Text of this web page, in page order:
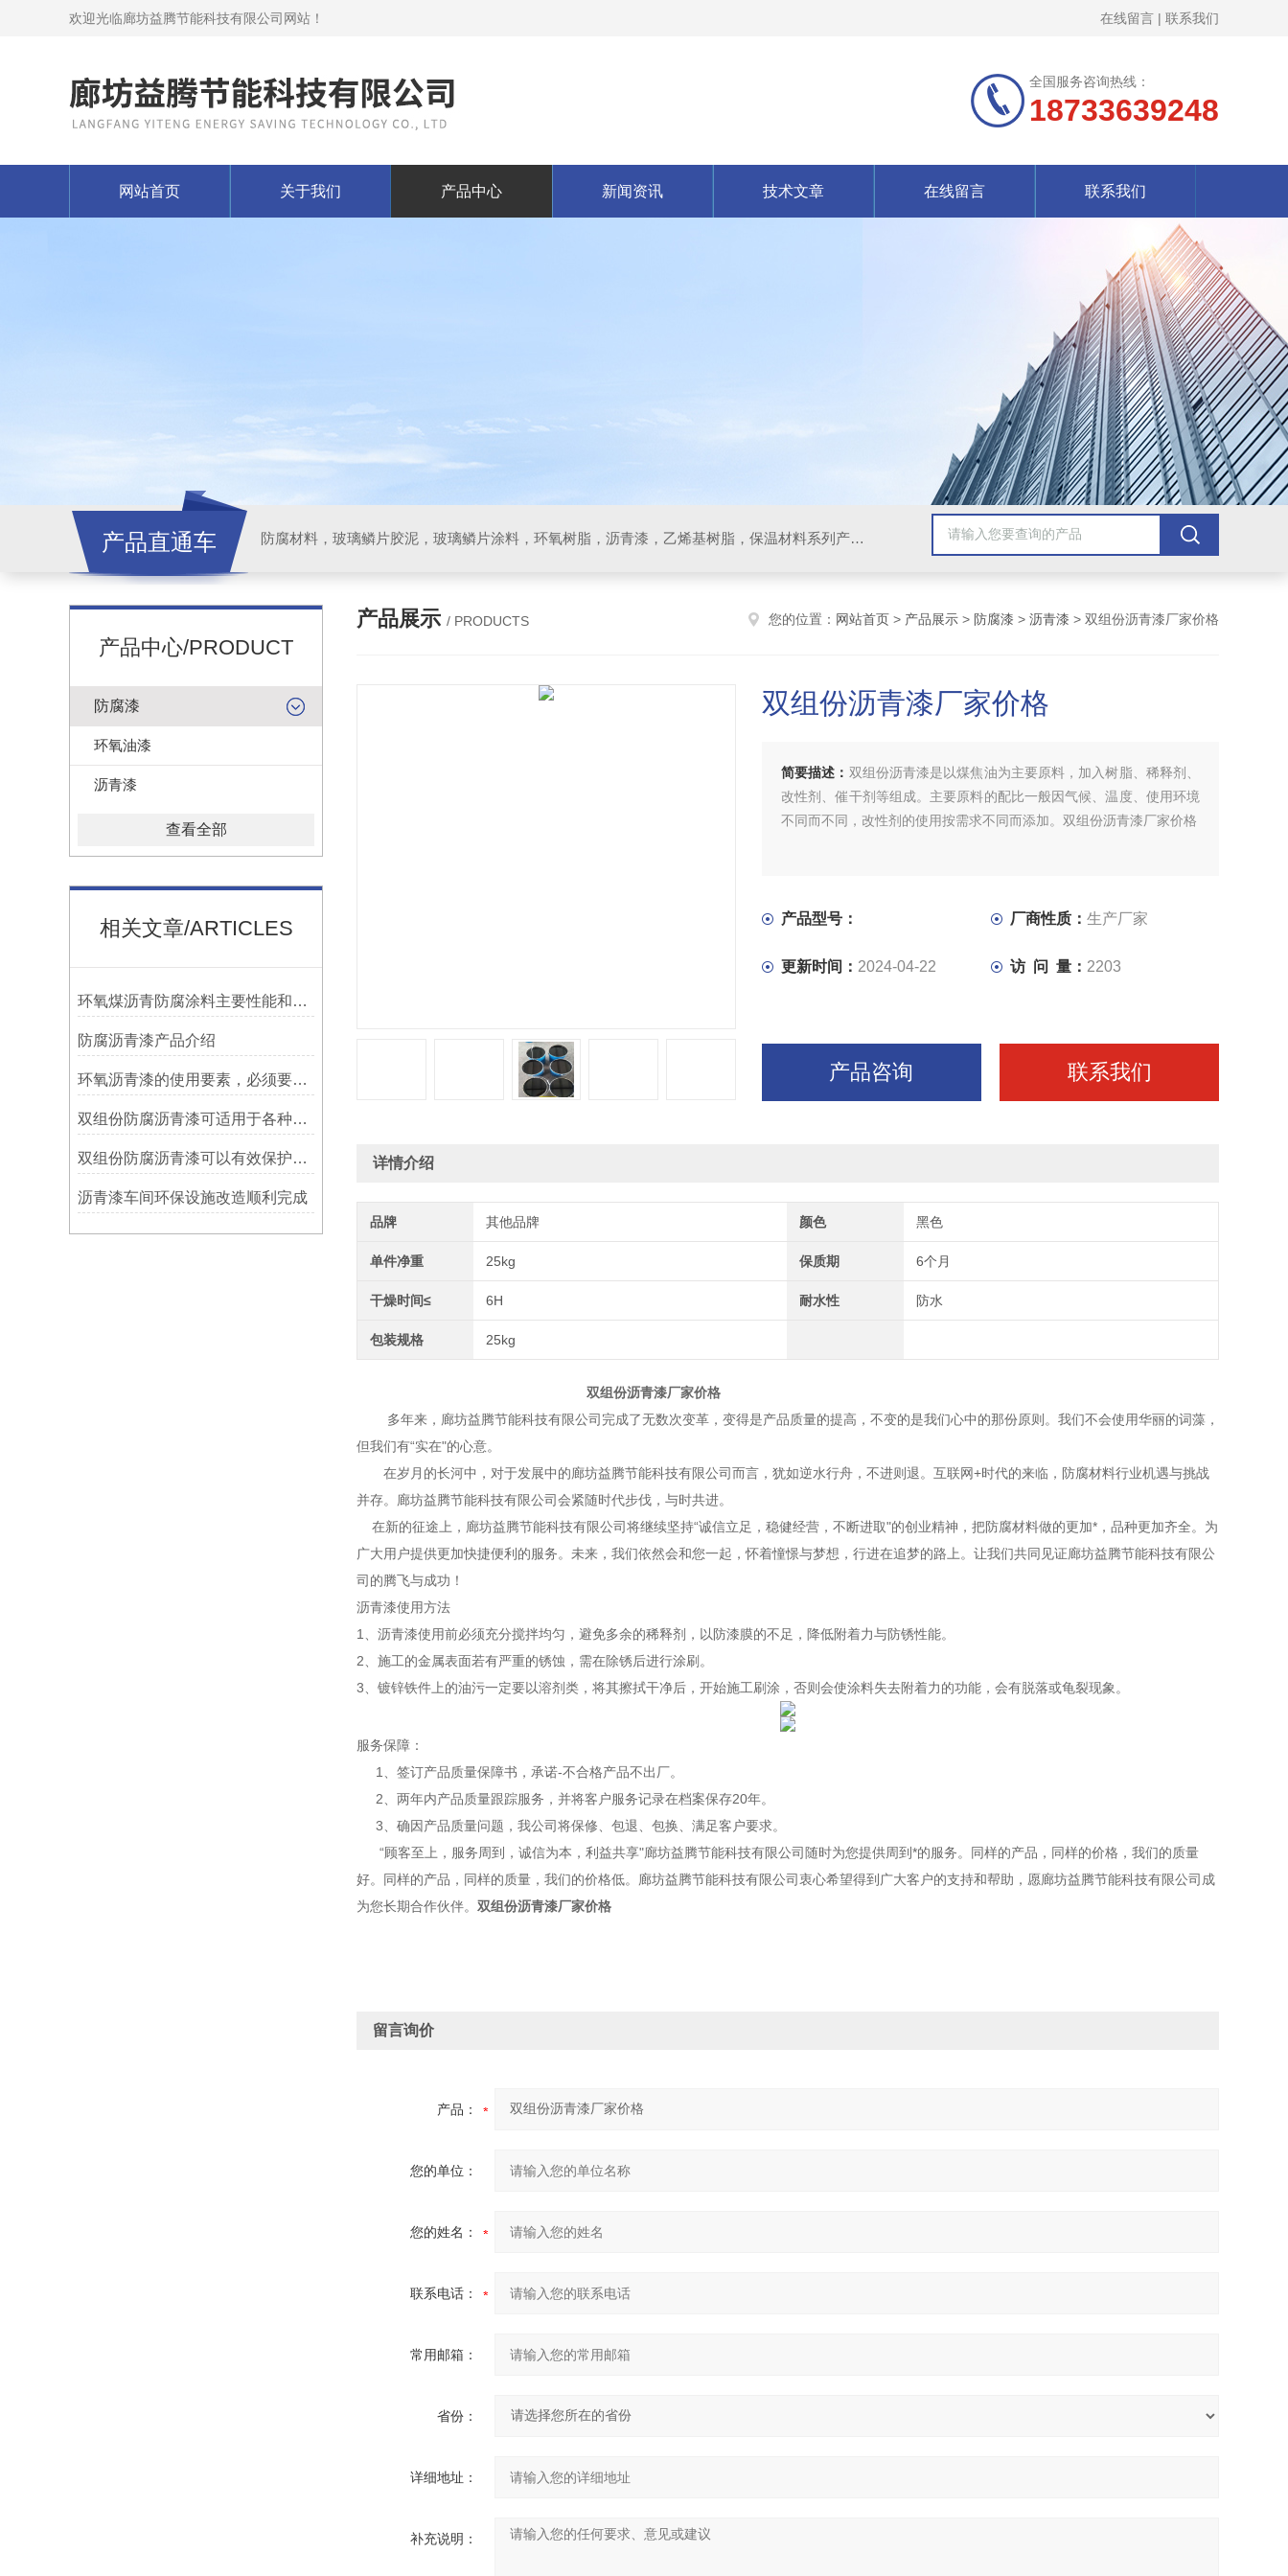
欢迎光临廊坊益腾节能科技有限公司网站！ 在线留言 | 联系我们
全国服务咨询热线：
18733639248
网站首页 关于我们 产品中心 新闻资讯 技术文章 在线留言 联系我们
产品直通车 防腐材料，玻璃鳞片胶泥，玻璃鳞片涂料，环氧树脂，沥青漆，乙烯基树脂，保温材料系列产品。
产品中心/PRODUCT
防腐漆
环氧油漆
沥青漆
查看全部
相关文章/ARTICLES
环氧煤沥青防腐涂料主要性能和用途
防腐沥青漆产品介绍
环氧沥青漆的使用要素，必须要知道！
双组份防腐沥青漆可适用于各种材质的表面处理
双组份防腐沥青漆可以有效保护设施免受腐蚀侵蚀
沥青漆车间环保设施改造顺利完成
产品展示 / PRODUCTS 您的位置： 网站首页 > 产品展示 > 防腐漆 > 沥青漆 > 双组份沥青漆厂家价格
双组份沥青漆厂家价格
简要描述： 双组份沥青漆是以煤焦油为主要原料，加入树脂、稀释剂、
改性剂、催干剂等组成。主要原料的配比一般因气候、温度、使用环境
不同而不同，改性剂的使用按需求不同而添加。双组份沥青漆厂家价格
产品型号： 厂商性质： 生产厂家
更新时间： 2024-04-22 访 问 量： 2203
产品咨询 联系我们
详情介绍
品牌 其他品牌 颜色 黑色
单件净重 25kg 保质期 6个月
干燥时间≤ 6H 耐水性 防水
包装规格 25kg
双组份沥青漆厂家价格
多年来，廊坊益腾节能科技有限公司完成了无数次变革，变得是产品质量的提高，不变的是我们心中的那份原则。我们不会使用华丽的词藻，
但我们有“实在"的心意。
在岁月的长河中，对于发展中的廊坊益腾节能科技有限公司而言，犹如逆水行舟，不进则退。互联网+时代的来临，防腐材料行业机遇与挑战
并存。廊坊益腾节能科技有限公司会紧随时代步伐，与时共进。
在新的征途上，廊坊益腾节能科技有限公司将继续坚持“诚信立足，稳健经营，不断进取"的创业精神，把防腐材料做的更加*，品种更加齐全。为
广大用户提供更加快捷便利的服务。未来，我们依然会和您一起，怀着憧憬与梦想，行进在追梦的路上。让我们共同见证廊坊益腾节能科技有限公
司的腾飞与成功！
沥青漆使用方法
1、沥青漆使用前必须充分搅拌均匀，避免多余的稀释剂，以防漆膜的不足，降低附着力与防锈性能。
2、施工的金属表面若有严重的锈蚀，需在除锈后进行涂刷。
3、镀锌铁件上的油污一定要以溶剂类，将其擦拭干净后，开始施工刷涂，否则会使涂料失去附着力的功能，会有脱落或龟裂现象。
服务保障：
1、签订产品质量保障书，承诺-不合格产品不出厂。
2、两年内产品质量跟踪服务，并将客户服务记录在档案保存20年。
3、确因产品质量问题，我公司将保修、包退、包换、满足客户要求。
“顾客至上，服务周到，诚信为本，利益共享"廊坊益腾节能科技有限公司随时为您提供周到*的服务。同样的产品，同样的价格，我们的质量
好。同样的产品，同样的质量，我们的价格低。廊坊益腾节能科技有限公司衷心希望得到广大客户的支持和帮助，愿廊坊益腾节能科技有限公司成
为您长期合作伙伴。 双组份沥青漆厂家价格
留言询价
产品：
您的单位：
您的姓名：
联系电话：
常用邮箱：
省份：
详细地址：
补充说明：